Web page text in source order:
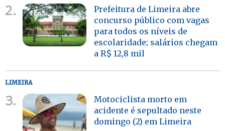
2.
Prefeitura de Limeira abre
concurso público com vagas
para todos os níveis de
escolaridade; salários chegam
a R$ 12,8 mil
LIMEIRA
3.
Motociclista morto em
acidente é sepultado neste
domingo (2) em Limeira